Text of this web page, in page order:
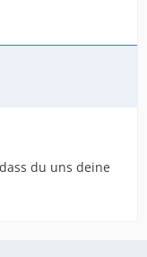
du uns deine